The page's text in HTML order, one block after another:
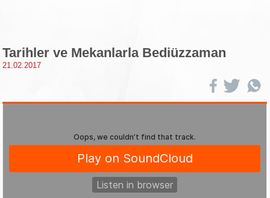
Tarihler ve Mekanlarla Bediüzzaman
21.02.2017